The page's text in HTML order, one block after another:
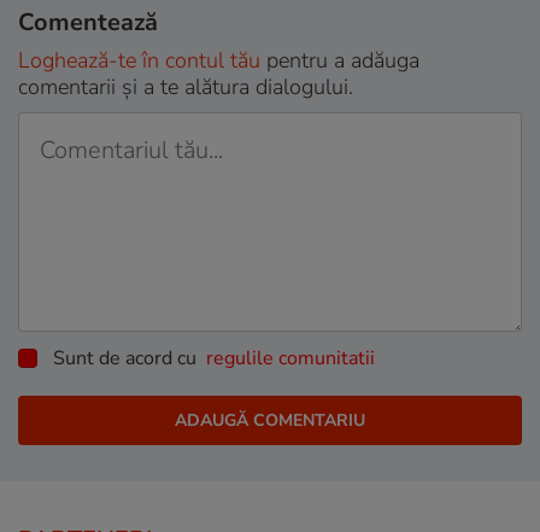
Comentează
Loghează-te în contul tău pentru a adăuga
comentarii și a te alătura dialogului.
Sunt de acord cu regulile comunitatii